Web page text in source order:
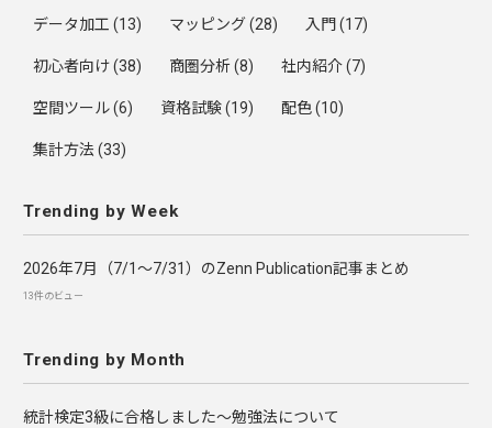
データ加工 (13) マッピング(28) 入門 (17)
初心者向け(38) 商圏分析(8) 社内紹介(7)
空間ツール(6) 資格試験(19) 配色(10)
集計方法 (33)
Trending by Week
2026年7月（7/1〜7/31）のZenn Publication記事まとめ
13件のビュー
Trending by Month
統計検定3級に合格しました～勉強法について